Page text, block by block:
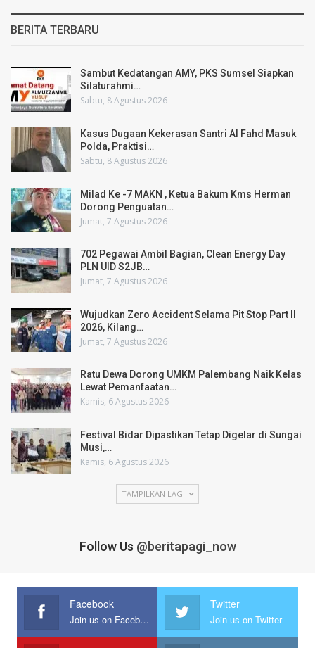
BERITA TERBARU
Sambut Kedatangan AMY, PKS Sumsel Siapkan
Silaturahmi…
Sabtu, 8 Agustus 2026
Kasus Dugaan Kekerasan Santri Al Fahd Masuk
Polda, Praktisi…
Sabtu, 8 Agustus 2026
Milad Ke -7 MAKN , Ketua Bakum Kms Herman
Dorong Penguatan…
Jumat, 7 Agustus 2026
702 Pegawai Ambil Bagian, Clean Energy Day
PLN UID S2JB…
Jumat, 7 Agustus 2026
Wujudkan Zero Accident Selama Pit Stop Part II
2026, Kilang…
Jumat, 7 Agustus 2026
Ratu Dewa Dorong UMKM Palembang Naik Kelas
Lewat Pemanfaatan…
Kamis, 6 Agustus 2026
Festival Bidar Dipastikan Tetap Digelar di Sungai
Musi,…
Kamis, 6 Agustus 2026
TAMPILKAN LAGI
Follow Us @beritapagi_now
Facebook
Join us on Facebook
Twitter
Join us on Twitter